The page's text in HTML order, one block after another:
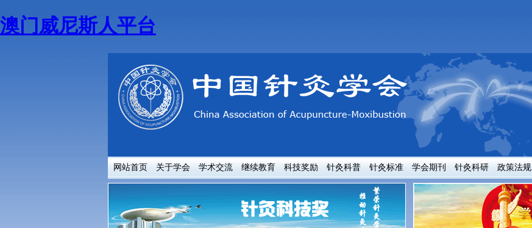
澳门威尼斯人平台
网站首页 关于学会 学术交流 继续教育 科技奖励 针灸科普 针灸标准 学会期刊 针灸科研 政策法规